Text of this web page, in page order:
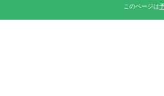
このページは